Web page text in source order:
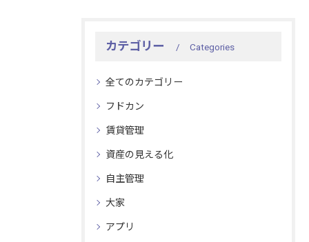
カテゴリー Categories
全てのカテゴリー
フドカン
賃貸管理
資産の見える化
自主管理
大家
アプリ